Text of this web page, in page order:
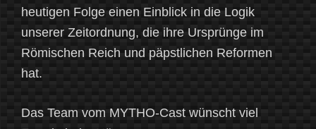
heutigen Folge einen Einblick in die Logik
unserer Zeitordnung, die ihre Ursprünge im
Römischen Reich und päpstlichen Reformen
hat.
Das Team vom MYTHO-Cast wünscht viel